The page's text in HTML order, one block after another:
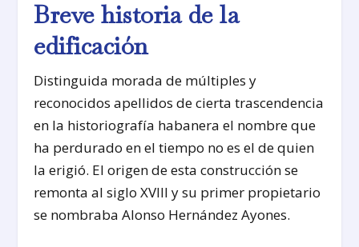
Breve historia de la
edificación
Distinguida morada de múltiples y
reconocidos apellidos de cierta trascendencia
en la historiografía habanera el nombre que
ha perdurado en el tiempo no es el de quien
la erigió. El origen de esta construcción se
remonta al siglo XVIII y su primer propietario
se nombraba Alonso Hernández Ayones.